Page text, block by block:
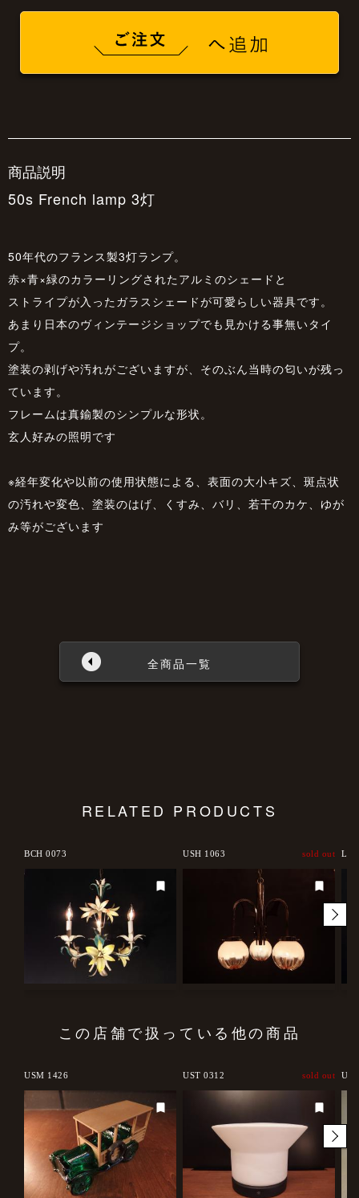
商品説明
50s French lamp 3灯
50年代のフランス製3灯ランプ。
赤×青×緑のカラーリングされたアルミのシェードと
ストライプが入ったガラスシェードが可愛らしい器具です。
あまり日本のヴィンテージショップでも見かける事無いタイ
プ。
塗装の剥げや汚れがございますが、そのぶん当時の匂いが残っ
ています。
フレームは真鍮製のシンプルな形状。
玄人好みの照明です
※経年変化や以前の使用状態による、表面の大小キズ、斑点状
の汚れや変色、塗装のはげ、くすみ、バリ、若干のカケ、ゆが
み等がございます
全商品一覧
RELATED PRODUCTS
BCH 0073 USH 1063 sold out
この店舗で扱っている他の商品
USM 1426 UST 0312 sold out